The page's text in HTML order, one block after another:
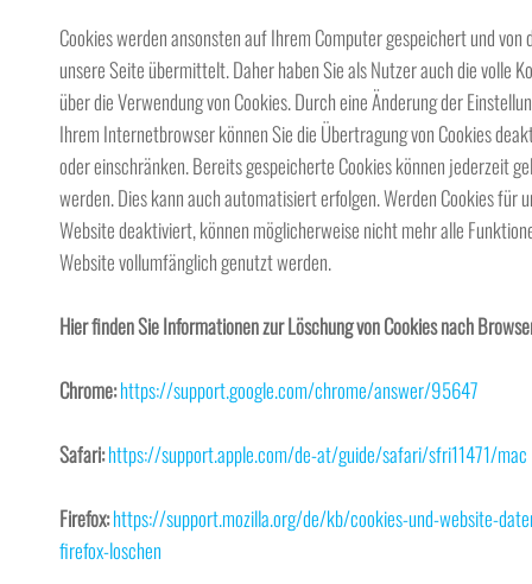
Cookies werden ansonsten auf Ihrem Computer gespeichert und von
unsere Seite übermittelt. Daher haben Sie als Nutzer auch die volle
über die Verwendung von Cookies. Durch eine Änderung der
Ihrem Internetbrowser können Sie die Übertragung von Cookies
oder einschränken. Bereits gespeicherte Cookies können jederzeit
werden. Dies kann auch automatisiert erfolgen. Werden Cookies für
Website deaktiviert, können möglicherweise nicht mehr alle
Website vollumfänglich genutzt werden.
Hier finden Sie Informationen zur Löschung von Cookies nach
Chrome:https://support.google.com/chrome/answer/95647
Safari:https://support.apple.com/de-at/guide/safari/sfri11471/mac
Firefox:https://support.mozilla.org/de/kb/cookies-und-website-
firefox-loschen